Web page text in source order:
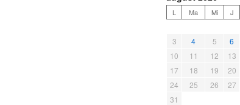
L Ma Mi J
3
4 5 6
10
11 12 13
17
18 19 20
24
25 26 27
31